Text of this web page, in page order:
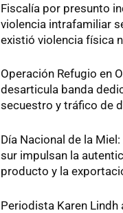
Fiscalía por presunto
violencia intrafamiliar
existió violencia física
Operación Refugio en
desarticula banda
secuestro y tráfico de
Día Nacional de la
sur impulsan la
producto y la
Periodista Karen